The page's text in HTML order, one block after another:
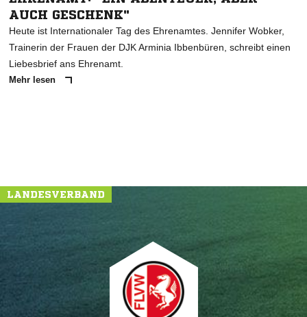
AUCH GESCHENK"
Heute ist Internationaler Tag des Ehrenamtes. Jennifer Wobker,
Trainerin der Frauen der DJK Arminia Ibbenbüren, schreibt einen
Liebesbrief ans Ehrenamt.
Mehr lesen
LANDESVERBAND